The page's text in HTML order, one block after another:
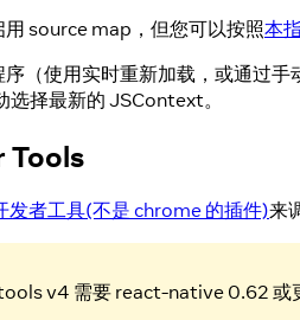
source map，但您可以按照本
序（使用实时重新加载，或通过
择最新的 JSContext。
Tools
发者工具(不是 chrome 的插件)来
v4 需要 react-native 0.62 或